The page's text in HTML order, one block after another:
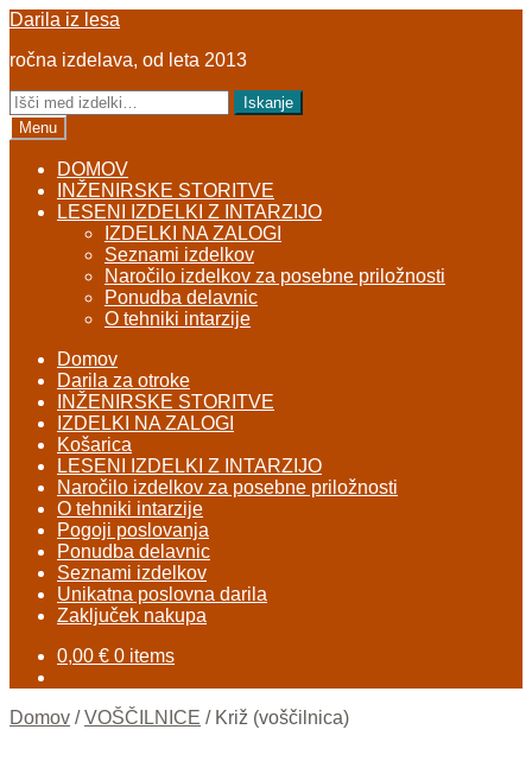
Skip
navigation
Skip
content
Darila iz lesa
ročna izdelava, od leta 2013
Išči:
Iskanje
Menu
DOMOV
INŽENIRSKE STORITVE
LESENI IZDELKI Z INTARZIJO
IZDELKI NA ZALOGI
Seznami izdelkov
Naročilo izdelkov za posebne priložnosti
Ponudba delavnic
O tehniki intarzije
Domov
Darila za otroke
INŽENIRSKE STORITVE
IZDELKI NA ZALOGI
Košarica
LESENI IZDELKI Z INTARZIJO
Naročilo izdelkov za posebne priložnosti
O tehniki intarzije
Pogoji poslovanja
Ponudba delavnic
Seznami izdelkov
Unikatna poslovna darila
Zaključek nakupa
0,00 € 0 items
Domov /VOŠČILNICE / Križ (voščilnica)